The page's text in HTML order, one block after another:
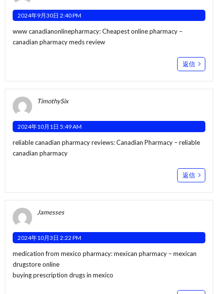
2024年9月30日 2:40 PM
www canadianonlinepharmacy:Cheapest online pharmacy –
canadian pharmacy meds review
返信
TimothySix
2024年10月1日 5:49 AM
reliable canadian pharmacy reviews:Canadian Pharmacy – reliable
canadian pharmacy
返信
Jamesses
2024年10月3日 2:22 PM
medication from mexico pharmacy:mexican pharmacy – mexican
drugstore online
buying prescription drugs in mexico